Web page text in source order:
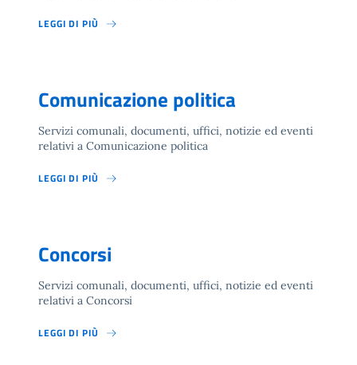
LEGGI DI PIÙ
Comunicazione politica
Servizi comunali, documenti, uffici, notizie ed eventi
relativi a Comunicazione politica
LEGGI DI PIÙ
Concorsi
Servizi comunali, documenti, uffici, notizie ed eventi
relativi a Concorsi
LEGGI DI PIÙ